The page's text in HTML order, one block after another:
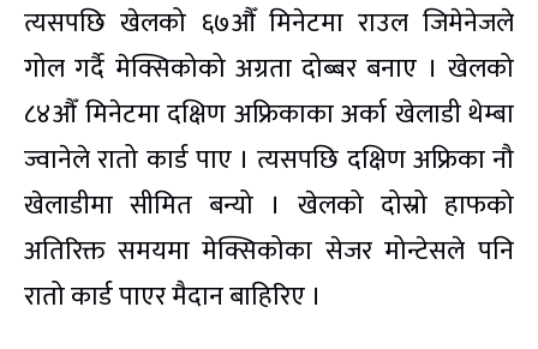
त्यसपछि खेलको ६७औँ मिनेटमा राउल जिमेनेजले
गोल गर्दै मेक्सिकोको अग्रता दोब्बर बनाए । खेलको
८४औँ मिनेटमा दक्षिण अफ्रिकाका अर्का खेलाडी थेम्बा
ज्वानेले रातो कार्ड पाए । त्यसपछि दक्षिण अफ्रिका नौ
खेलाडीमा सीमित बन्यो । खेलको दोस्रो हाफको
अतिरिक्त समयमा मेक्सिकोका सेजर मोन्टेसले पनि
रातो कार्ड पाएर मैदान बाहिरिए ।